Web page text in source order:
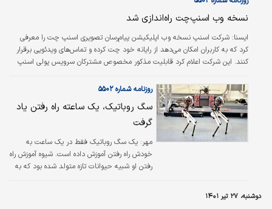
نسخه وب اسنپ‌چت راه‌اندازی شد
ايسنا: شرکت اسنپ نسخه وب اپلیکیشن پیام‌رسان تصویری اسنپ چت را معرفی
کرد که به کاربران امکان می‌دهد از رایانه خود چت کرده و تماس‌های ویدئویی برقرار
کنند. این شرکت اعلام کرد قابلیت مذکور مخصوص مشترکان سرویس پولی اسنپ
و نیوزیلند قابل دسترس خواهد شد. نسخه وب اسنپ چت شامل قابلیت‌هایی مانند
ری‌اکشن‌های (واکنش‌های) چت و پاسخ به پیام‌ها به همراه قابلیت افکت و فیلتر
Lenses خواهد بود. اسنپ ماه گذشته سرویس پولی اسنپ چت پلاس را در…
روزنامه شماره ۵۵۰۲
سگ روباتیک، یک ساعته راه رفتن یاد
گرفت
مهر: یک سگ روباتیک فقط در یک ساعت به
خودش راه رفتن آموزش داده است. شیوه آموزش راه
رفتن او شبیه حیوانات تازه متولد شده بود که به
دوشنبه، ۲۷ تیر ۱۴۰۱